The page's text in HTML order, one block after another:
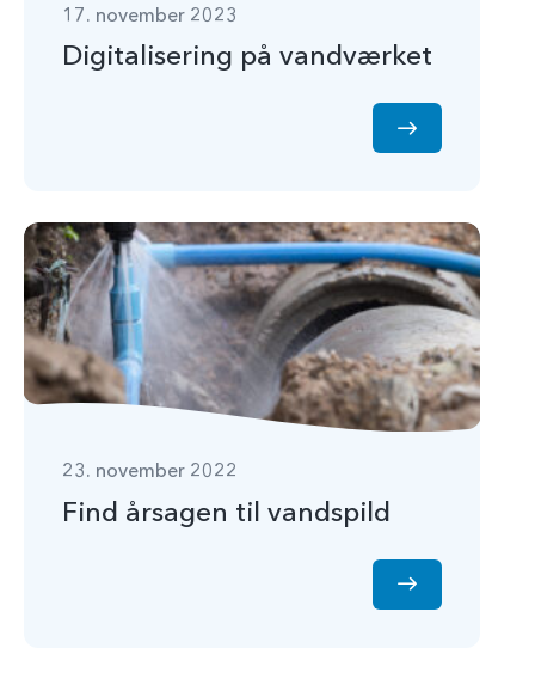
17. november 2023
Digitalisering på vandværket
23. november 2022
Find årsagen til vandspild